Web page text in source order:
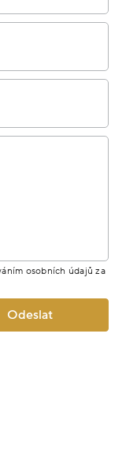
osobních údajů za
Odeslat